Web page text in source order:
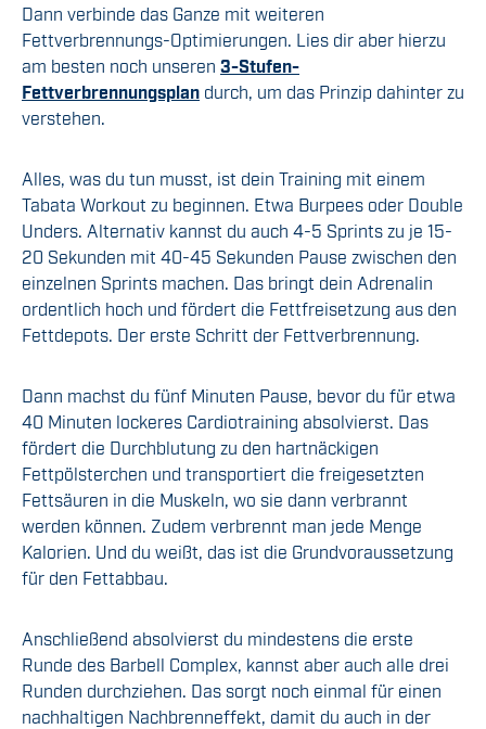
Dann verbinde das Ganze mit weiteren
Fettverbrennungs-Optimierungen. Lies dir aber hierzu
am besten noch unseren 3-Stufen-
Fettverbrennungsplan durch, um das Prinzip dahinter zu
verstehen.
Alles, was du tun musst, ist dein Training mit einem
Tabata Workout zu beginnen. Etwa Burpees oder Double
Unders. Alternativ kannst du auch 4-5 Sprints zu je 15-
20 Sekunden mit 40-45 Sekunden Pause zwischen den
einzelnen Sprints machen. Das bringt dein Adrenalin
ordentlich hoch und fördert die Fettfreisetzung aus den
Fettdepots. Der erste Schritt der Fettverbrennung.
Dann machst du fünf Minuten Pause, bevor du für etwa
40 Minuten lockeres Cardiotraining absolvierst. Das
fördert die Durchblutung zu den hartnäckigen
Fettpölsterchen und transportiert die freigesetzten
Fettsäuren in die Muskeln, wo sie dann verbrannt
werden können. Zudem verbrennt man jede Menge
Kalorien. Und du weißt, das ist die Grundvoraussetzung
für den Fettabbau.
Anschließend absolvierst du mindestens die erste
Runde des Barbell Complex, kannst aber auch alle drei
Runden durchziehen. Das sorgt noch einmal für einen
nachhaltigen Nachbrenneffekt, damit du auch in der